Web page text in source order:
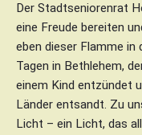
Der Stadtseniorenrat
eine Freude bereiten
eben dieser Flamme in
Tagen in Bethlehem,
einem Kind entzündet
Länder entsandt. Zu
Licht – ein Licht, das